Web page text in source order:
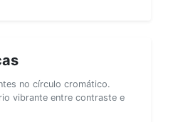
no círculo cromático.
vibrante entre contraste e